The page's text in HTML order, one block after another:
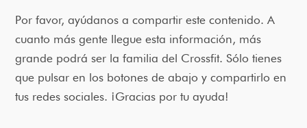
Por favor, ayúdanos a compartir este contenido. A
cuanto más gente llegue esta información, más
grande podrá ser la familia del Crossfit. Sólo tienes
que pulsar en los botones de abajo y compartirlo en
tus redes sociales. ¡Gracias por tu ayuda!